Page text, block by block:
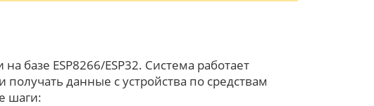
базе ESP8266/ESP32. Cистема работает
данные с устройства по средствам
шаги: